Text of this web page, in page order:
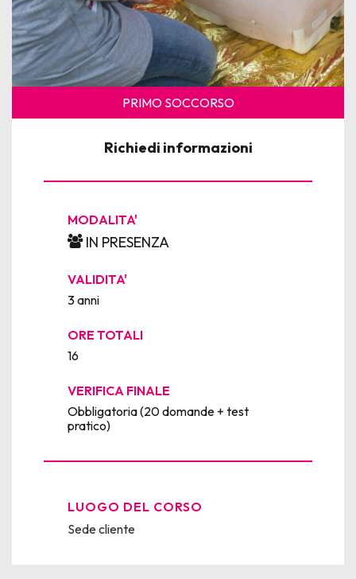
PRIMO SOCCORSO
Richiedi informazioni
MODALITA'
IN PRESENZA
VALIDITA'
3 anni
ORE TOTALI
16
VERIFICA FINALE
Obbligatoria (20 domande + test
pratico)
LUOGO DEL CORSO
Sede cliente